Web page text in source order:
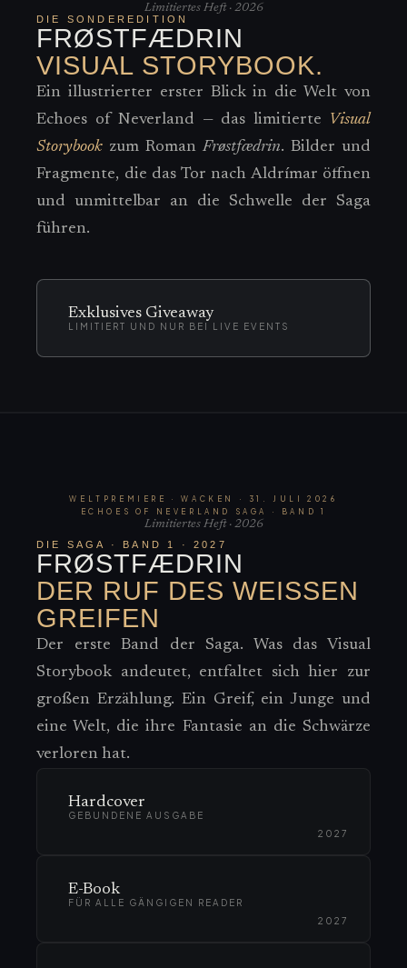
Limitiertes Heft · 2026
DIE SONDEREDITION
FRØSTFÆDRIN
VISUAL STORYBOOK.
Ein illustrierter erster Blick in die Welt von
Echoes of Neverland — das limitierte
Visual
Storybook zum Roman Frøstfædrin. Bilder und
Fragmente, die das Tor nach Aldrímar öffnen
und unmittelbar an die Schwelle der Saga
führen.
Exklusives Giveaway
LIMITIERT UND NUR BEI LIVE EVENTS
WELTPREMIERE · WACKEN · 31. JULI 2026
ECHOES OF NEVERLAND SAGA · BAND 1
Limitiertes Heft · 2026
DIE SAGA · BAND 1 · 2027
FRØSTFÆDRIN
DER RUF DES WEISSEN G
REIFEN
Der erste Band der Saga. Was das Visual
Storybook andeutet, entfaltet sich hier zur
großen Erzählung. Ein Greif, ein Junge und
eine Welt, die ihre Fantasie an die Schwärze
verloren hat.
Hardcover
GEBUNDENE AUSGABE
2027
E-Book
FÜR ALLE GÄNGIGEN READER
2027